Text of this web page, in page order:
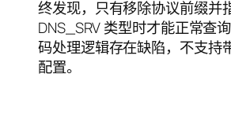
终发现，只有移除协议前缀并
DNS_SRV 类型时才能正常查
码处理逻辑存在缺陷，不支持
配置。